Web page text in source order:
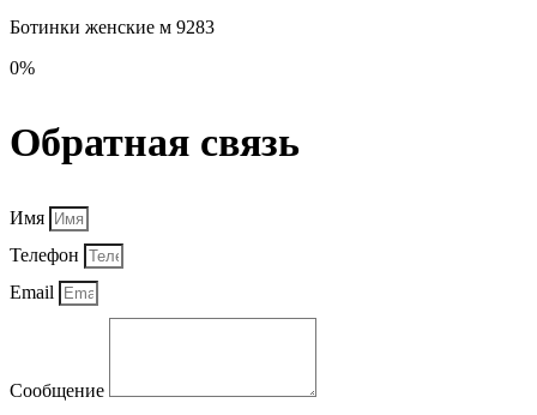
Ботинки женские м 9283
0%
Обратная связь
Имя
Телефон
Email
Сообщение